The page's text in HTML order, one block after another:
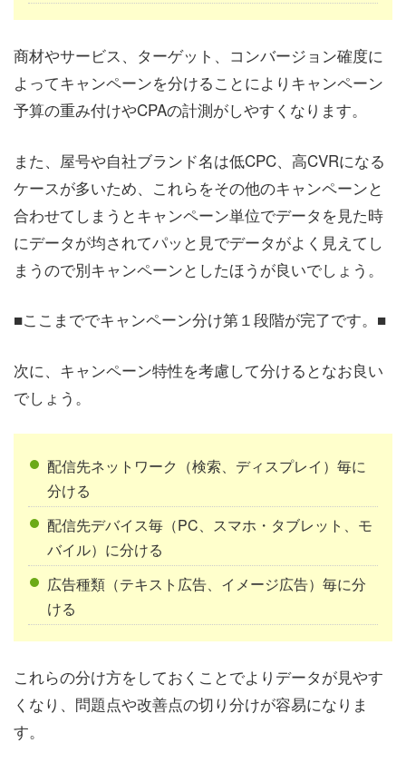
商材やサービス、ターゲット、コンバージョン確度に
よってキャンペーンを分けることによりキャンペーン
予算の重み付けやCPAの計測がしやすくなります。
また、屋号や自社ブランド名は低CPC、高CVRになる
ケースが多いため、これらをその他のキャンペーンと
合わせてしまうとキャンペーン単位でデータを見た時
にデータが均されてパッと見でデータがよく見えてし
まうので別キャンペーンとしたほうが良いでしょう。
■ここまででキャンペーン分け第１段階が完了です。■
次に、キャンペーン特性を考慮して分けるとなお良い
でしょう。
配信先ネットワーク（検索、ディスプレイ）毎に
分ける
配信先デバイス毎（PC、スマホ・タブレット、モ
バイル）に分ける
広告種類（テキスト広告、イメージ広告）毎に分
ける
これらの分け方をしておくことでよりデータが見やす
くなり、問題点や改善点の切り分けが容易になりま
す。